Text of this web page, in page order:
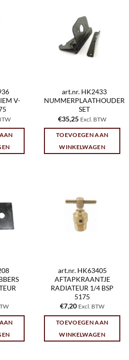
V-
art.nr. HK2433
NUMMERPLAATHOUDER
SET
€35,25 Excl. BTW
TOEVOEGEN AAN
WINKELWAGEN
art.nr. HK63405
AFTAPKRAANTJE
RADIATEUR 1/4 BSP
5175
€7,20 Excl. BTW
TOEVOEGEN AAN
WINKELWAGEN